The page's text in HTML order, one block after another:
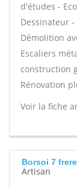
d'études -
Dessinateur
Démolition
Escaliers
construction
Rénovation
Voir la fiche
Borsoi 7
Artisan